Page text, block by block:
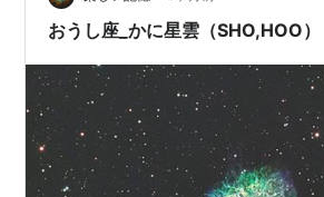
おうし座_かに星雲（SHO,HOO）